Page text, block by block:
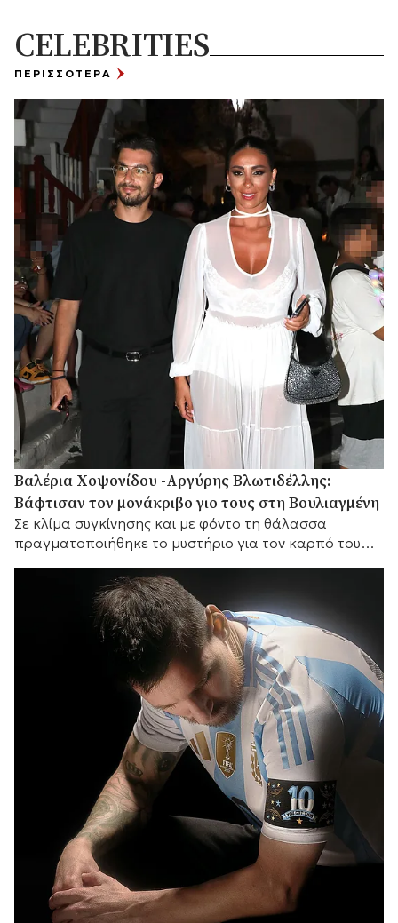
CELEBRITIES
ΠΕΡΙΣΣΟΤΕΡΑ
Βαλέρια Χοψονίδου -Αργύρης Βλωτιδέλλης:
Βάφτισαν τον μονάκριβο γιο τους στη Βουλιαγμένη
Σε κλίμα συγκίνησης και με φόντο τη θάλασσα
πραγματοποιήθηκε το μυστήριο για τον καρπό του